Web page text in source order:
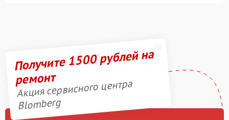
Получите 1500 рублей на
ремонт
Акция сервисного центра
Blomberg